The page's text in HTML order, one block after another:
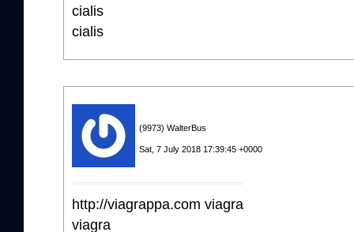
cialis
cialis
(9973) WalterBus
Sat, 7 July 2018 17:39:45 +0000
http://viagrappa.com viagra
viagra